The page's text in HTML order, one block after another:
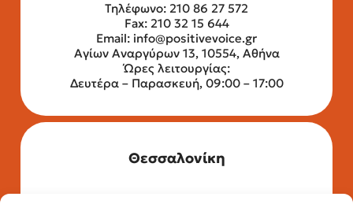
Τηλέφωνο: 210 86 27 572
Fax: 210 32 15 644
Email: info@positivevoice.gr
Αγίων Αναργύρων 13, 10554, Αθήνα
Ώρες λειτουργίας:
Δευτέρα – Παρασκευή, 09:00 – 17:00
Θεσσαλονίκη